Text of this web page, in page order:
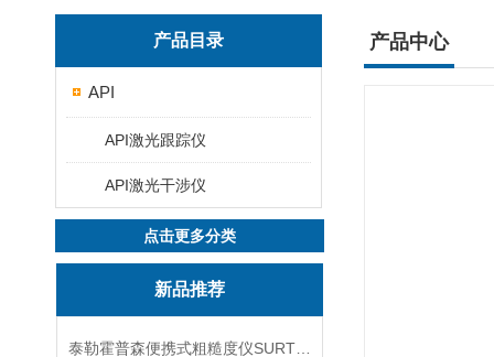
产品目录
API
API激光跟踪仪
API激光干涉仪
点击更多分类
新品推荐
产品中心